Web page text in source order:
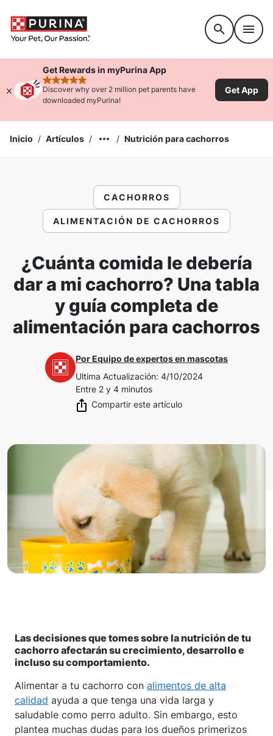
Get Rewards in myPurina App
rated 4.9 stars
Discover why over 2 million pet parents have
downloaded myPurina!
Get App
Inicio / Artículos / / Nutrición para cachorros
CACHORROS
ALIMENTACIÓN DE CACHORROS
¿Cuánta comida le debería
dar a mi cachorro? Una tabla
y guía completa de
alimentación para cachorros
PorEquipo de expertos en mascotas
Ultima Actualización: 4/10/2024
Entre 2 y 4 minutos
Compartir este artículo
Las decisiones que tomes sobre la nutrición de tu
cachorro afectarán su crecimiento, desarrollo e
incluso su comportamiento.
Alimentar a tu cachorro con alimentos de alta
calidad ayuda a que tenga una vida larga y
saludable como perro adulto. Sin embargo, esto
plantea muchas dudas para los dueños primerizos